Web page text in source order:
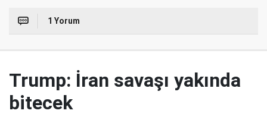
1 Yorum
Trump: İran savaşı yakında
bitecek